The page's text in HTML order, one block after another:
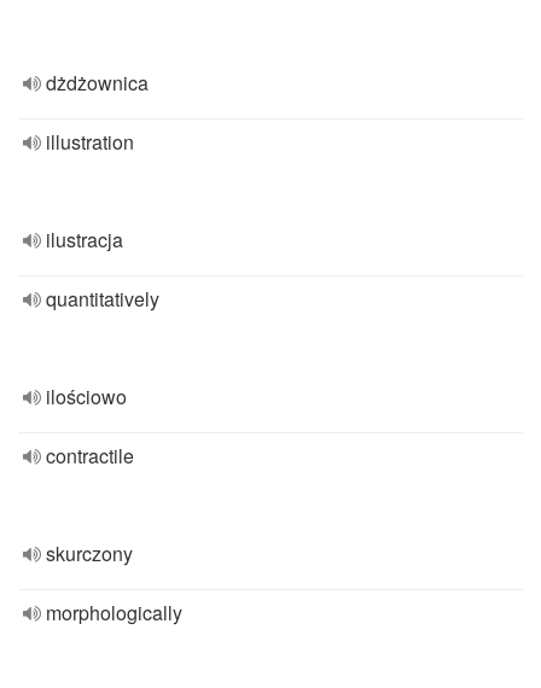
dżdżownica
illustration
ilustracja
quantitatively
ilościowo
contractile
skurczony
morphologically